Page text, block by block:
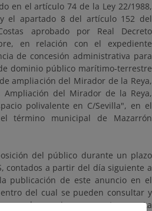
en el artículo 74 de la Ley 22/1988,
el apartado 8 del artículo 152 del
aprobado por Real Decreto
en relación con el expediente
de concesión administrativa para
dominio público marítimo-terrestre
ampliación del Mirador de la Reya,
Ampliación del Mirador de la Reya,
polivalente en C/Sevilla", en el
término municipal de Mazarrón
del público durante un plazo
contados a partir del día siguiente a
publicación de este anuncio en el
del cual se pueden consultar y
y observaciones oportunas. La